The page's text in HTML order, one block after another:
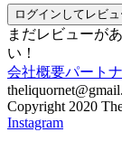
ログインしてレビュ
まだレビューが
い！
会社概要パート
Copyright 2020
Instagram